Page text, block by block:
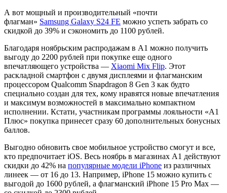
А вот мощный и производительный «почти
флагман» Samsung Galaxy S24 FE можно успеть забрать со
скидкой до 39% и сэкономить до 1100 рублей.
Благодаря ноябрьским распродажам в А1 можно получить
выгоду до 2200 рублей при покупке еще одного
впечатляющего устройства — Xiaomi Mix Flip. Этот
раскладной смартфон с двумя дисплеями и флагманским
процессором Qualcomm Snapdragon 8 Gen 3 как будто
специально создан для тех, кому нравятся новые впечатления
и максимум возможностей в максимально компактном
исполнении. Кстати, участникам программы лояльности «А1
Плюс» покупка принесет сразу 60 дополнительных бонусных
баллов.
Выгодно обновить свое мобильное устройство смогут и все,
кто предпочитает iOS. Весь ноябрь в магазинах А1 действуют
скидки до 42% на популярные модели iPhone из различных
линеек — от 16 до 13. Например, iPhone 15 можно купить с
выгодой до 1600 рублей, а флагманский iPhone 15 Pro Max —